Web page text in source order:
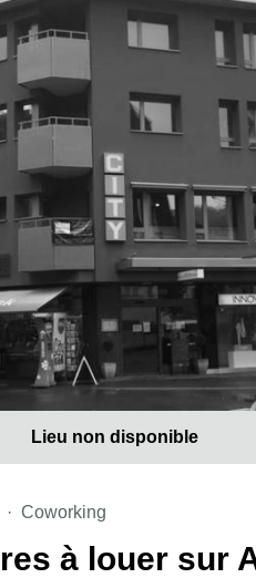
Lieu non disponible
Coworking
à louer sur